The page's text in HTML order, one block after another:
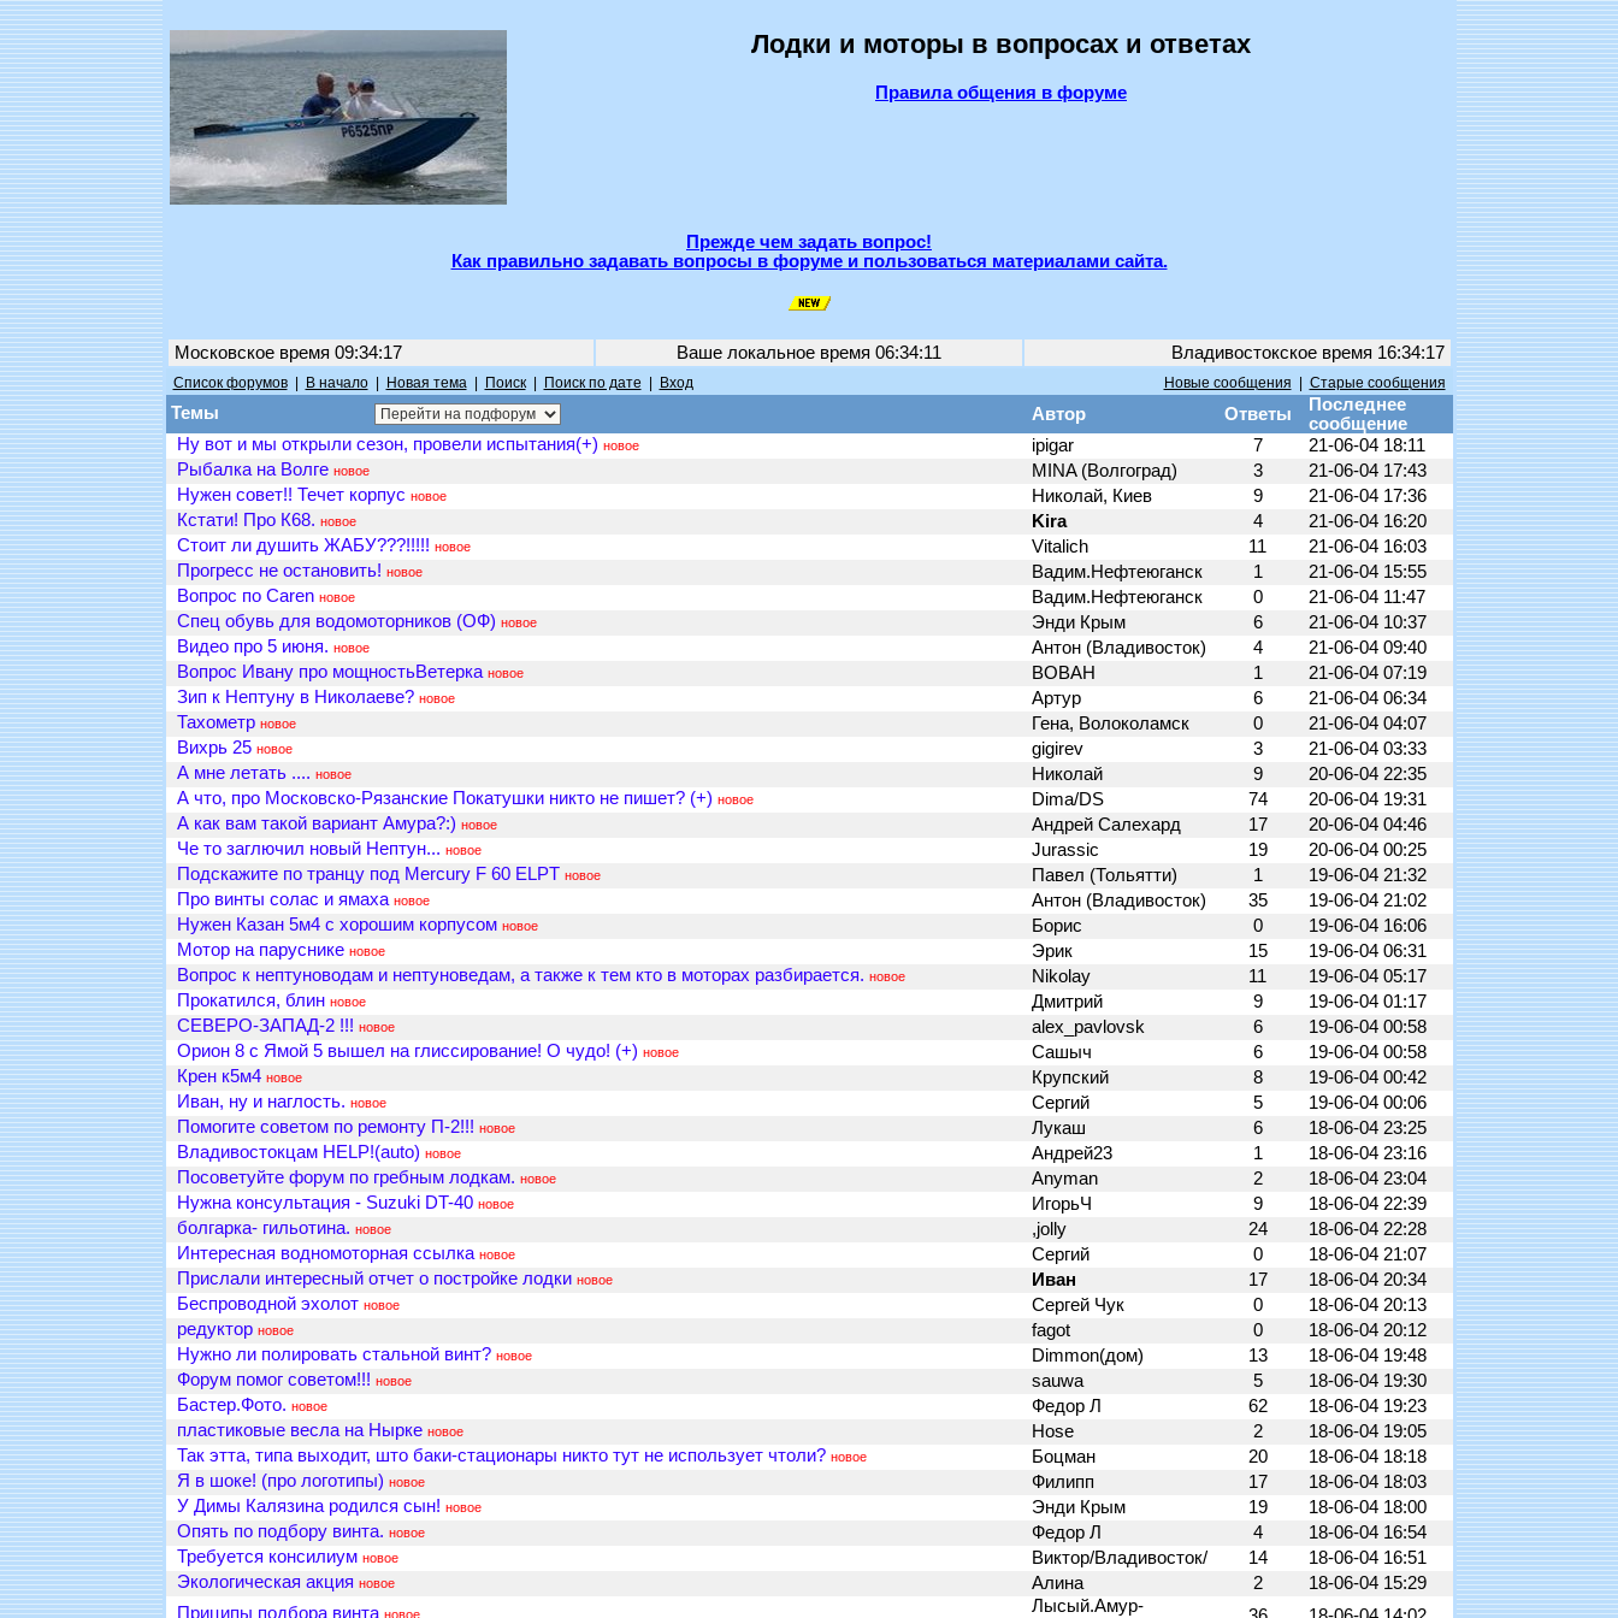
Лодки и моторы в вопросах и ответах
Правила общения в форуме
Прежде чем задать вопрос!
Как правильно задавать вопросы в форуме и пользоваться материалами сайта.
Московское время 09:34:17 Ваше локальное время 06:34:11 Владивостокское время 16:34:17
Список форумов| В начало| Новая тема| Поиск| Поиск по дате Вход Новые сообщения Старые сообщения
Темы Автор Ответы
Последнее
сообщение
Ну вот и мы открыли сезон, провели испытания(+) новое ipigar 7
21-06-04 18:11
Рыбалка на Волге новое MINA (Волгоград) 3
21-06-04 17:43
Нужен совет!! Течет корпус новое Николай, Киев 9
21-06-04 17:36
Кстати! Про К68. новое Kira 4
21-06-04 16:20
Стоит ли душить ЖАБУ???!!!!! новое Vitalich 11
21-06-04 16:03
Прогресс не остановить! новое Вадим.Нефтеюганск 1
21-06-04 15:55
Вопрос по Caren новое Вадим.Нефтеюганск 0
21-06-04 11:47
Спец обувь для водомоторников (ОФ) новое Энди Крым 6
21-06-04 10:37
Видео про 5 июня. новое Антон (Владивосток) 4
21-06-04 09:40
Вопрос Ивану про мощностьВетерка новое BOBAH 1
21-06-04 07:19
Зип к Нептуну в Николаеве? новое Артур 6
21-06-04 06:34
Тахометр новое Гена, Волоколамск 0
21-06-04 04:07
Вихрь 25 новое gigirev 3
21-06-04 03:33
А мне летать .... новое Николай 9
20-06-04 22:35
А что, про Московско-Рязанские Покатушки никто не пишет? (+) новое Dima/DS 74
20-06-04 19:31
А как вам такой вариант Амура?:) новое Андрей Салехард 17
20-06-04 04:46
Че то заглючил новый Нептун... новое Jurassic 19
20-06-04 00:25
Подскажите по транцу под Mercury F 60 ELPT новое Павел (Тольятти) 1
19-06-04 21:32
Про винты солас и ямаха новое Антон (Владивосток) 35
19-06-04 21:02
Нужен Казан 5м4 с хорошим корпусом новое Борис 0
19-06-04 16:06
Мотор на паруснике новое Эрик 15
19-06-04 06:31
Вопрос к нептуноводам и нептуноведам, а также к тем кто в моторах разбирается. новое Nikolay 11
19-06-04 05:17
Прокатился, блин новое Дмитрий 9
19-06-04 01:17
СЕВЕРО-ЗАПАД-2 !!! новое alex_pavlovsk 6
19-06-04 00:58
Орион 8 с Ямой 5 вышел на глиссирование! О чудо! (+) новое Сашыч 6
19-06-04 00:58
Крен к5м4 новое Крупский 8
19-06-04 00:42
Иван, ну и наглость. новое Сергий 5
19-06-04 00:06
Помогите советом по ремонту П-2!!! новое Лукаш 6
18-06-04 23:25
Владивостокцам HELP!(auto) новое Андрей23 1
18-06-04 23:16
Посоветуйте форум по гребным лодкам. новое Anyman 2
18-06-04 23:04
Нужна консультация - Suzuki DT-40 новое ИгорьЧ 9
18-06-04 22:39
болгарка- гильотина. новое ,jolly 24
18-06-04 22:28
Интересная водномоторная ссылка новое Сергий 0
18-06-04 21:07
Прислали интересный отчет о постройке лодки новое Иван 17
18-06-04 20:34
Беспроводной эхолот новое Сергей Чук 0
18-06-04 20:13
редуктор новое fagot 0
18-06-04 20:12
Нужно ли полировать стальной винт? новое Dimmon(дом) 13
18-06-04 19:48
Форум помог советом!!! новое sauwa 5
18-06-04 19:30
Бастер.Фото. новое Федор Л 62
18-06-04 19:23
пластиковые весла на Нырке новое Hose 2
18-06-04 19:05
Так этта, типа выходит, што баки-стационары никто тут не использует чтоли? новое Бoцмaн 20
18-06-04 18:18
Я в шоке! (про логотипы) новое Филипп 17
18-06-04 18:03
У Димы Калязина родился сын! новое Энди Крым 19
18-06-04 18:00
Опять по подбору винта. новое Федор Л 4
18-06-04 16:54
Требуется консилиум новое Виктор/Владивосток/ 14
18-06-04 16:51
Экологическая акция новое Алина 2
18-06-04 15:29
Приципы подбора винта новое
Лысый.Амур-